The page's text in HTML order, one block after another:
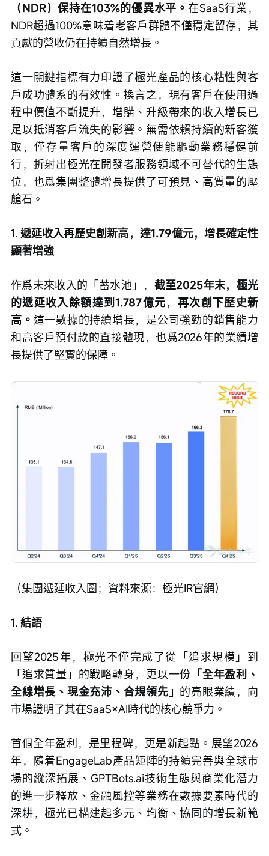
（NDR）保持在103%的優異水平。 在SaaS行業，
NDR超過100%意味着老客戶群體不僅穩定留存，其
貢獻的營收仍在持續自然增長。
這一關鍵指標有力印證了極光產品的核心粘性與客
戶成功體系的有效性。換言之，現有客戶在使用過
程中價值不斷提升，增購、升級帶來的收入增長已
足以抵消客戶流失的影響。無需依賴持續的新客獲
取，僅存量客戶的深度運營便能驅動業務穩健前
行，折射出極光在開發者服務領域不可替代的生態
位，也爲集團整體增長提供了可預見、高質量的壓
艙石。
1. 遞延收入再歷史創新高，達1.79億元，增長確定性
顯著增強
作爲未來收入的「蓄水池」， 截至2025年末，極光
的遞延收入餘額達到1.787億元，再次創下歷史新
高。 這一數據的持續增長，是公司強勁的銷售能力
和高客戶預付款的直接體現，也爲2026年的業績增
長提供了堅實的保障。
（集團遞延收入圖；資料來源：極光IR官網）
1. 結語
回望2025年，極光不僅完成了從「追求規模」到
「追求質量」的戰略轉身，更以一份 「全年盈利、
全線增長、現金充沛、合規領先」 的亮眼業績，向
市場證明了其在SaaS×AI時代的核心競爭力。
首個全年盈利，是里程碑，更是新起點。展望2026
年，隨着EngageLab產品矩陣的持續完善與全球市
場的縱深拓展、GPTBots.ai技術生態與商業化潛力
的進一步釋放、金融風控等業務在數據要素時代的
深耕，極光已構建起多元、均衡、協同的增長新範
式。